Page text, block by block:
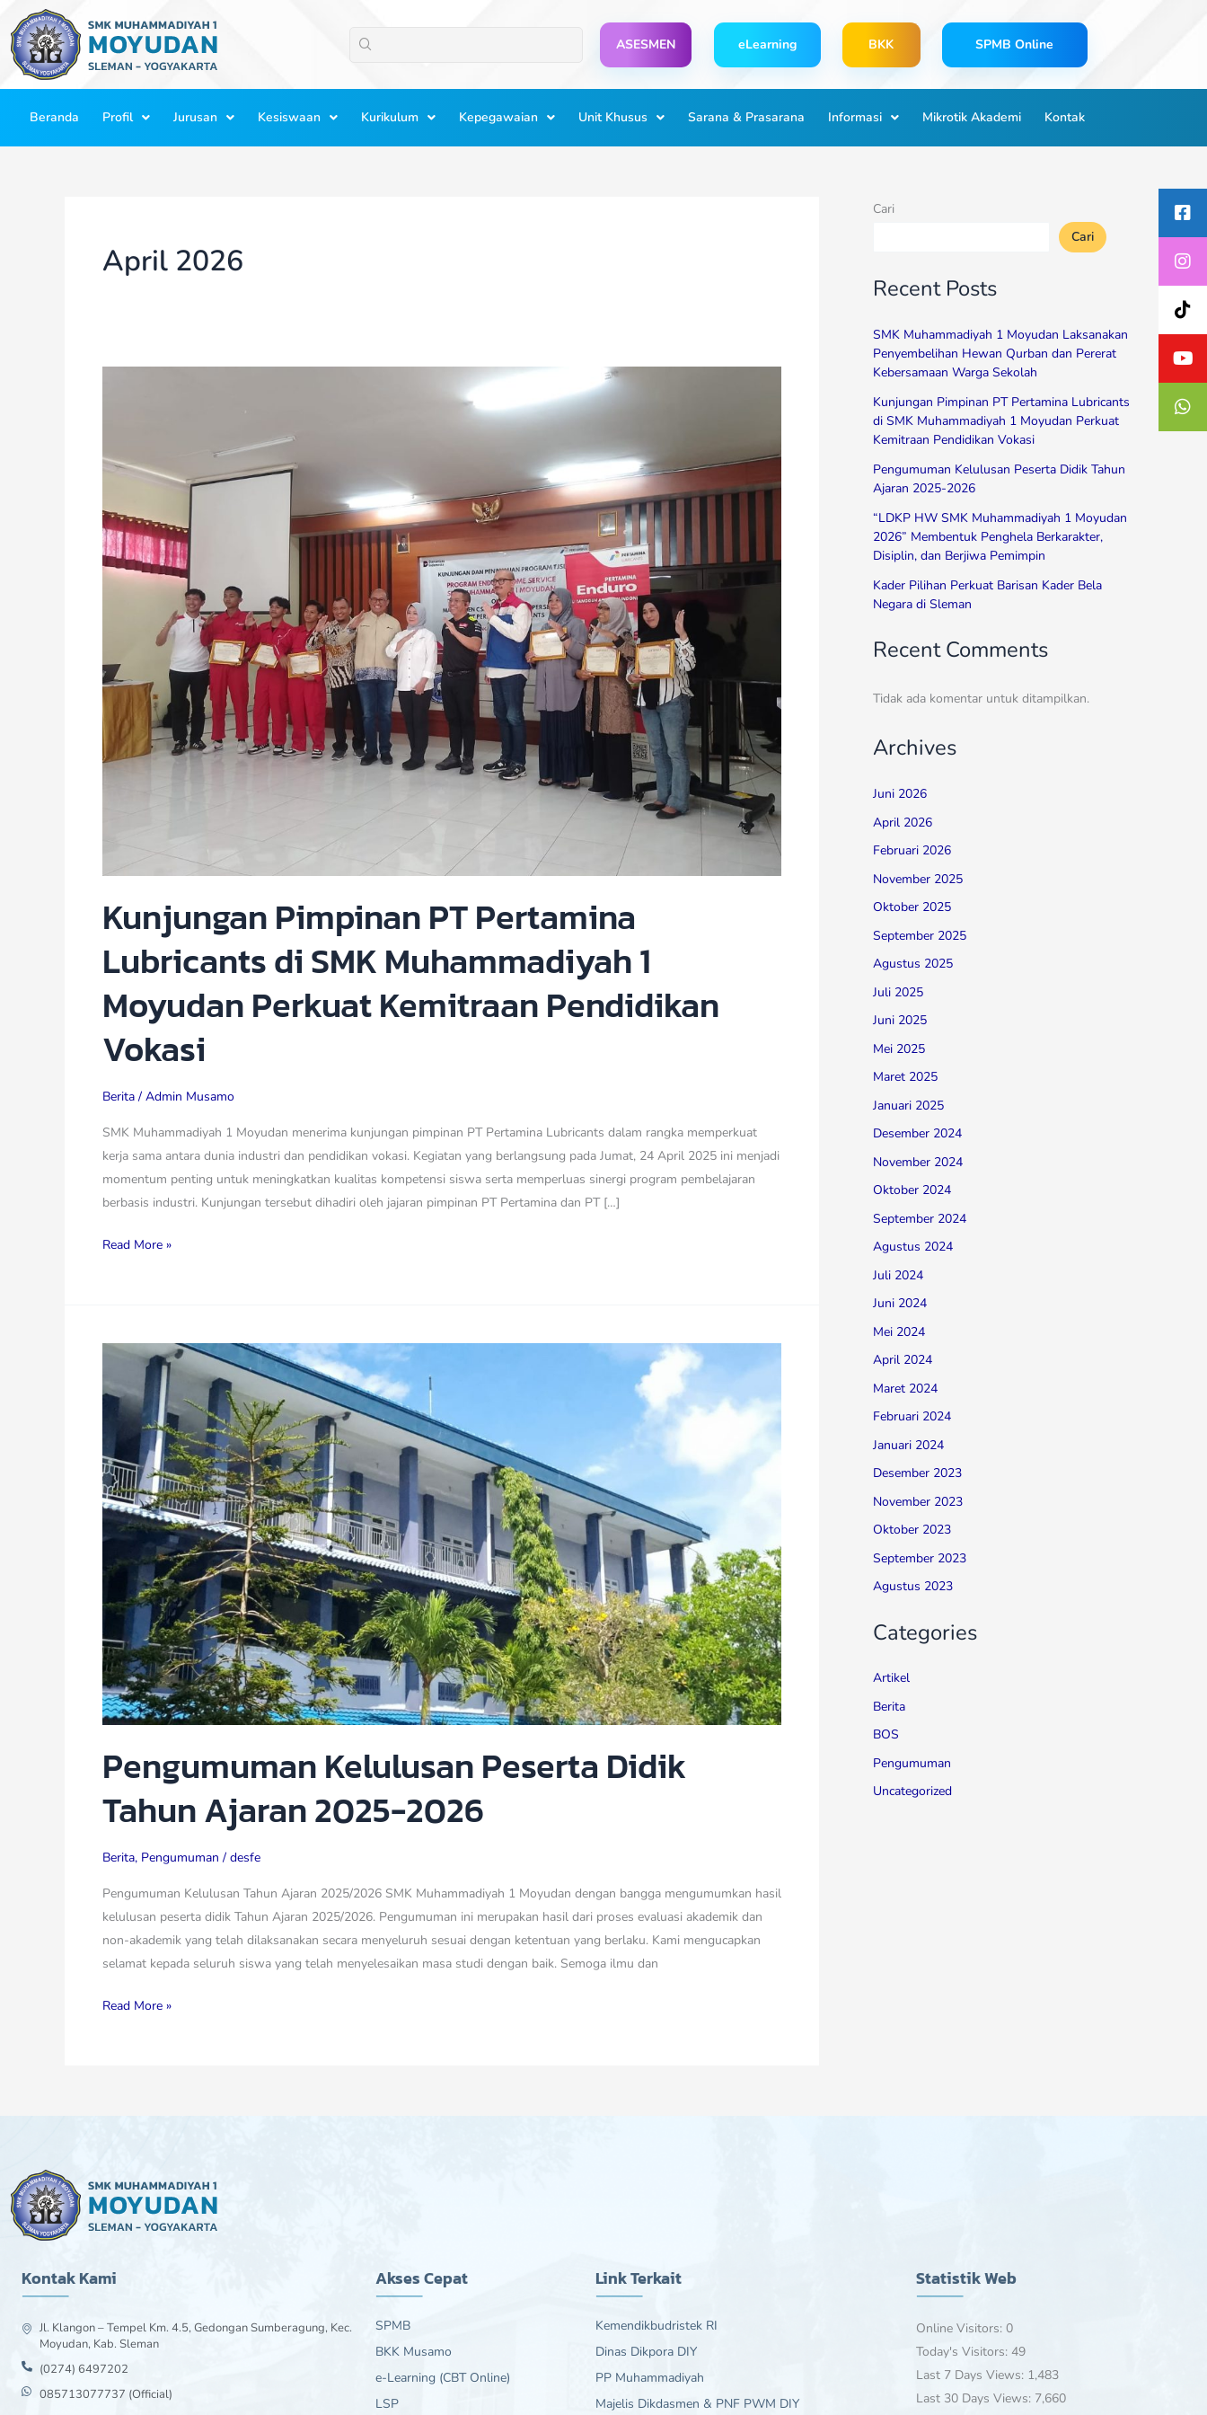
Lewati
ke
konten
ASESMEN eLearning BKK SPMB Online
Beranda Profil Jurusan Kesiswaan Kurikulum Kepegawaian Unit Khusus Sarana & Prasarana Informasi Mikrotik Akademi Kontak
April 2026
Kunjungan Pimpinan PT Pertamina
Lubricants di SMK Muhammadiyah 1
Moyudan Perkuat Kemitraan Pendidikan
Vokasi
Berita / Admin Musamo
SMK Muhammadiyah 1 Moyudan menerima kunjungan pimpinan PT Pertamina Lubricants dalam rangka memperkuat
kerja sama antara dunia industri dan pendidikan vokasi. Kegiatan yang berlangsung pada Jumat, 24 April 2025 ini menjadi
momentum penting untuk meningkatkan kualitas kompetensi siswa serta memperluas sinergi program pembelajaran
berbasis industri. Kunjungan tersebut dihadiri oleh jajaran pimpinan PT Pertamina dan PT […]
Lubricants
SMK
Muhammadiyah
1
Moyudan
Kemitraan
Vokasi
Read More »
Pengumuman Kelulusan Peserta Didik
Tahun Ajaran 2025-2026
Berita, Pengumuman / desfe
Pengumuman Kelulusan Tahun Ajaran 2025/2026 SMK Muhammadiyah 1 Moyudan dengan bangga mengumumkan hasil
kelulusan peserta didik Tahun Ajaran 2025/2026. Pengumuman ini merupakan hasil dari proses evaluasi akademik dan
non-akademik yang telah dilaksanakan secara menyeluruh sesuai dengan ketentuan yang berlaku. Kami mengucapkan
selamat kepada seluruh siswa yang telah menyelesaikan masa studi dengan baik. Semoga ilmu dan
Pengumuman
Kelulusan
Peserta
Tahun
Ajaran
2025-
2026
Read More »
Cari
Cari
Recent Posts
SMK Muhammadiyah 1 Moyudan Laksanakan
Penyembelihan Hewan Qurban dan Pererat
Kebersamaan Warga Sekolah
Kunjungan Pimpinan PT Pertamina Lubricants
di SMK Muhammadiyah 1 Moyudan Perkuat
Kemitraan Pendidikan Vokasi
Pengumuman Kelulusan Peserta Didik Tahun
Ajaran 2025-2026
“LDKP HW SMK Muhammadiyah 1 Moyudan
2026” Membentuk Penghela Berkarakter,
Disiplin, dan Berjiwa Pemimpin
Kader Pilihan Perkuat Barisan Kader Bela
Negara di Sleman
Recent Comments
Tidak ada komentar untuk ditampilkan.
Archives
Juni 2026
April 2026
Februari 2026
November 2025
Oktober 2025
September 2025
Agustus 2025
Juli 2025
Juni 2025
Mei 2025
Maret 2025
Januari 2025
Desember 2024
November 2024
Oktober 2024
September 2024
Agustus 2024
Juli 2024
Juni 2024
Mei 2024
April 2024
Maret 2024
Februari 2024
Januari 2024
Desember 2023
November 2023
Oktober 2023
September 2023
Agustus 2023
Categories
Artikel
Berita
BOS
Pengumuman
Uncategorized
Kontak Kami
Jl. Klangon – Tempel Km. 4.5, Gedongan Sumberagung, Kec.
Moyudan, Kab. Sleman
(0274) 6497202
085713077737 (Official)
Akses Cepat
SPMB
BKK Musamo
e-Learning (CBT Online)
LSP
Link Terkait
Kemendikbudristek RI
Dinas Dikpora DIY
PP Muhammadiyah
Majelis Dikdasmen & PNF PWM DIY
Statistik Web
Online Visitors: 0
Today's Visitors: 49
Last 7 Days Views: 1,483
Last 30 Days Views: 7,660